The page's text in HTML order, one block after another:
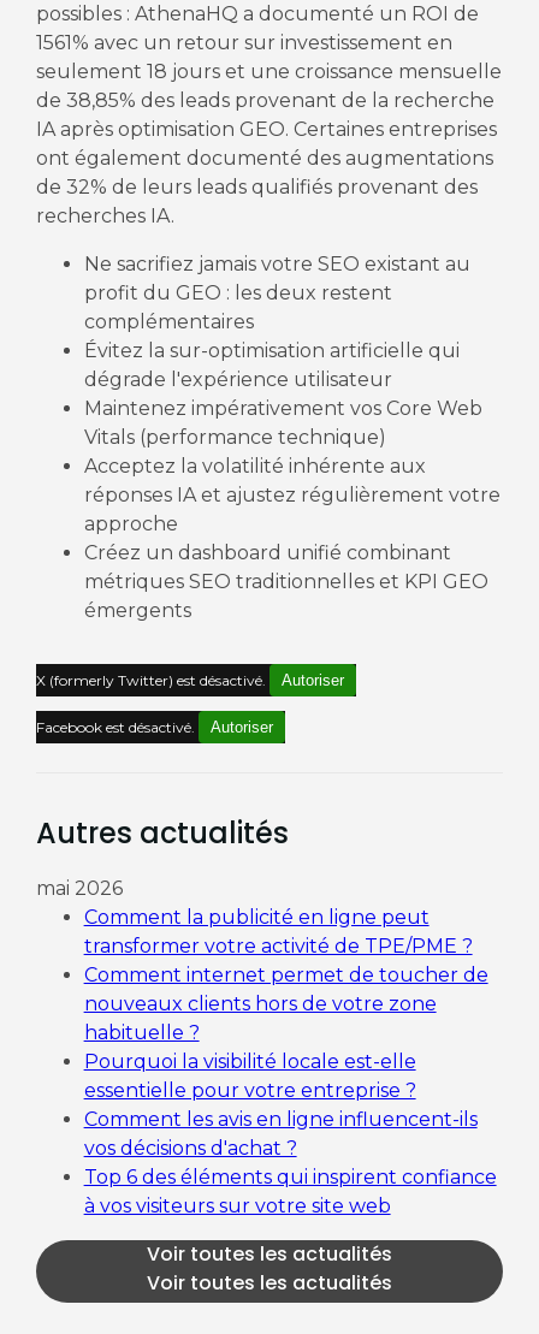
possibles : AthenaHQ a documenté un ROI de
1561% avec un retour sur investissement en
seulement 18 jours et une croissance mensuelle
de 38,85% des leads provenant de la recherche
IA après optimisation GEO. Certaines entreprises
ont également documenté des augmentations
de 32% de leurs leads qualifiés provenant des
recherches IA.
Ne sacrifiez jamais votre SEO existant au
profit du GEO : les deux restent
complémentaires
Évitez la sur-optimisation artificielle qui
dégrade l'expérience utilisateur
Maintenez impérativement vos Core Web
Vitals (performance technique)
Acceptez la volatilité inhérente aux
réponses IA et ajustez régulièrement votre
approche
Créez un dashboard unifié combinant
métriques SEO traditionnelles et KPI GEO
émergents
X (formerly Twitter) est désactivé. Autoriser
Facebook est désactivé. Autoriser
Autres actualités
mai 2026
Comment la publicité en ligne peut
transformer votre activité de TPE/PME ?
Comment internet permet de toucher de
nouveaux clients hors de votre zone
habituelle ?
Pourquoi la visibilité locale est-elle
essentielle pour votre entreprise ?
Comment les avis en ligne influencent-ils
vos décisions d'achat ?
Top 6 des éléments qui inspirent confiance
à vos visiteurs sur votre site web
Voir toutes les actualités
Voir toutes les actualités